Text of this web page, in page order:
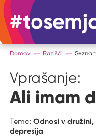
Domov Razišči
Vprašanje:
Ali imam
Tema: Odnosi v družini,
depresija